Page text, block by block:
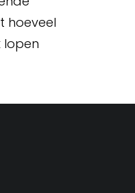
hoeveel
lopen